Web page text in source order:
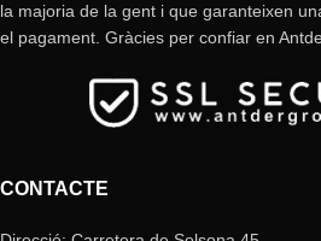
la majoria de la gent i que garanteixen
el pagament. Gràcies per confiar en
CONTACTE